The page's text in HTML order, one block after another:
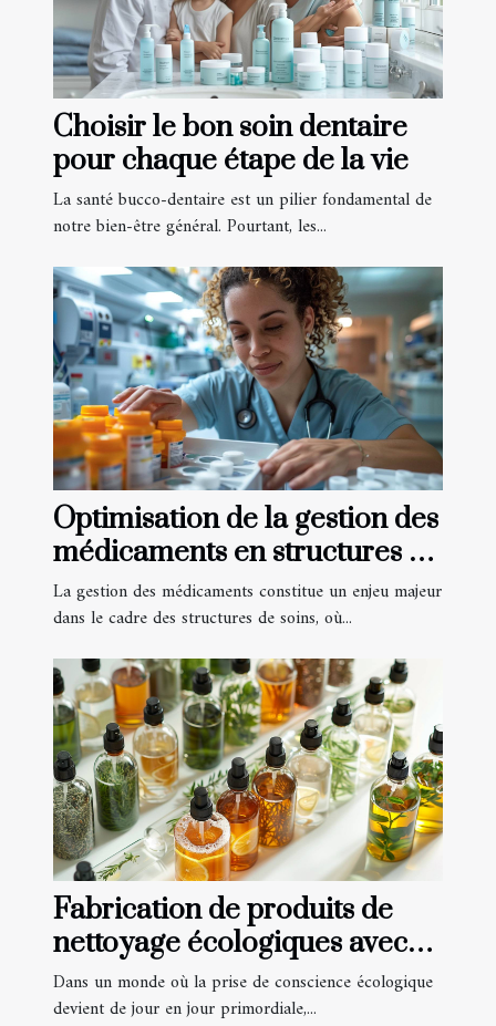
Choisir le bon soin dentaire
pour chaque étape de la vie
La santé bucco-dentaire est un pilier fondamental de
notre bien-être général. Pourtant, les...
Optimisation de la gestion des
médicaments en structures de
soins
La gestion des médicaments constitue un enjeu majeur
dans le cadre des structures de soins, où...
Fabrication de produits de
nettoyage écologiques avec
des huiles essentielles
Dans un monde où la prise de conscience écologique
devient de jour en jour primordiale,...